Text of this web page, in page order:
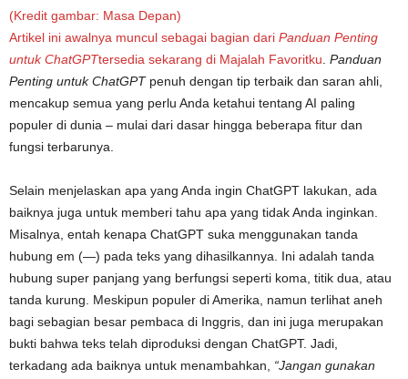
(Kredit gambar: Masa Depan)
Artikel ini awalnya muncul sebagai bagian dari Panduan Penting
untuk ChatGPTtersedia sekarang di Majalah Favoritku Panduan
Penting untuk ChatGPTpenuh dengan tip terbaik dan saran ahli,
mencakup semua yang perlu Anda ketahui tentang AI paling
populer di dunia – mulai dari dasar hingga beberapa fitur dan
fungsi terbarunya.
Selain menjelaskan apa yang Anda ingin ChatGPT lakukan, ada
baiknya juga untuk memberi tahu apa yang tidak Anda inginkan.
Misalnya, entah kenapa ChatGPT suka menggunakan tanda
hubung em (—) pada teks yang dihasilkannya. Ini adalah tanda
hubung super panjang yang berfungsi seperti koma, titik dua, atau
tanda kurung. Meskipun populer di Amerika, namun terlihat aneh
bagi sebagian besar pembaca di Inggris, dan ini juga merupakan
bukti bahwa teks telah diproduksi dengan ChatGPT. Jadi,
terkadang ada baiknya untuk menambahkan,
“Jangan gunakan